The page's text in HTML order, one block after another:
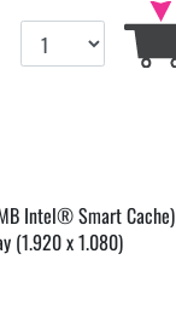
Intel® Smart Cache)
(1.920 x 1.080)